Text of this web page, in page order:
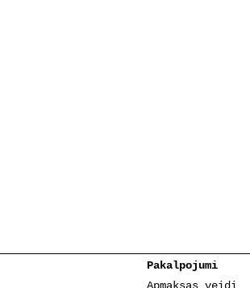
Pakalpojumi